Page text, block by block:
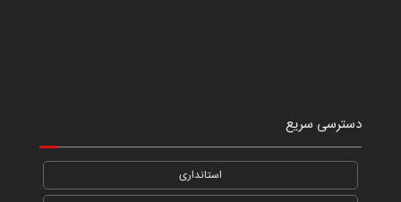
دسترسی سریع
استانداری